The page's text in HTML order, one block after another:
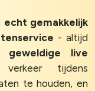
echt gemakkelijk
- altijd
geweldige live
tijdens
te houden, en